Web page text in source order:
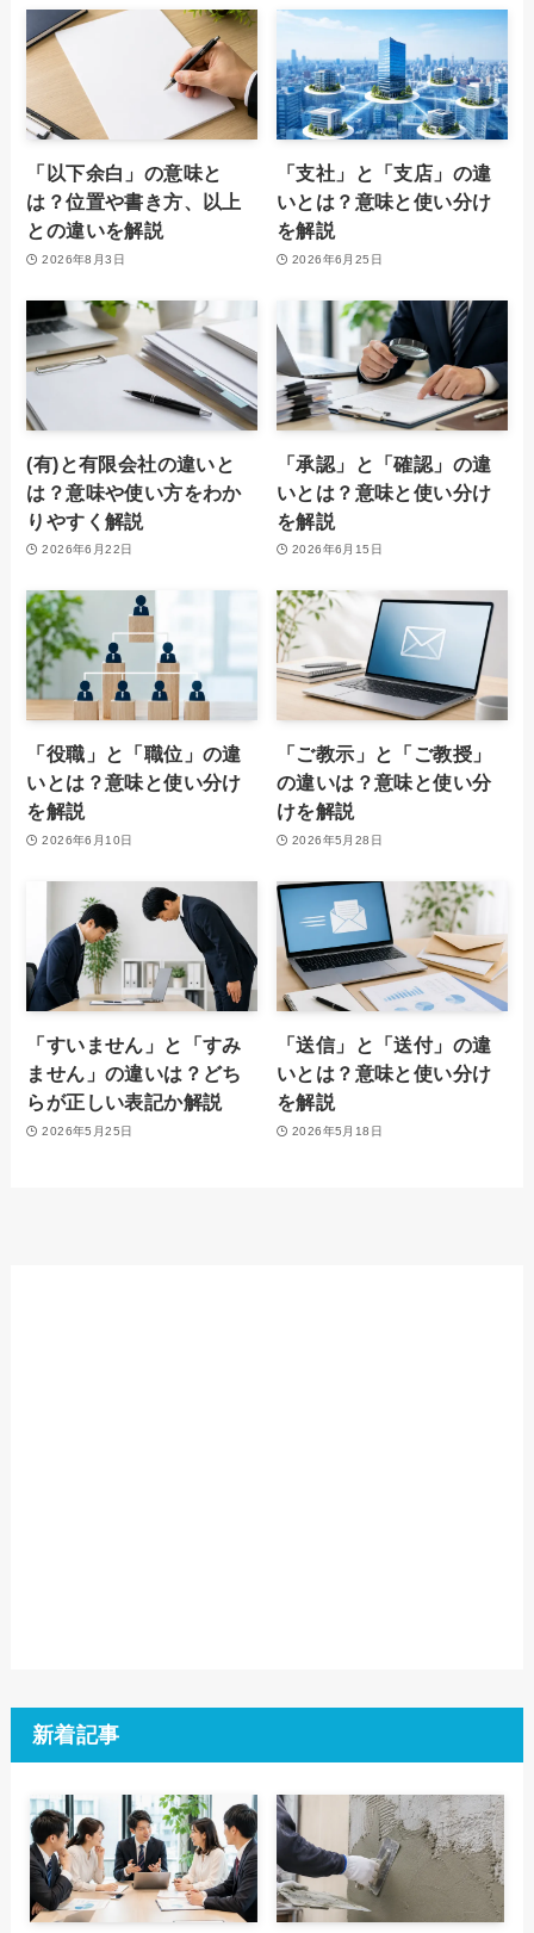
「以下余白」の意味と
は？位置や書き方、以上
との違いを解説
2026年8月3日
「支社」と「支店」の違
いとは？意味と使い分け
を解説
2026年6月25日
(有)と有限会社の違いと
は？意味や使い方をわか
りやすく解説
2026年6月22日
「承認」と「確認」の違
いとは？意味と使い分け
を解説
2026年6月15日
「役職」と「職位」の違
いとは？意味と使い分け
を解説
2026年6月10日
「ご教示」と「ご教授」
の違いは？意味と使い分
けを解説
2026年5月28日
「すいません」と「すみ
ません」の違いは？どち
らが正しい表記か解説
2026年5月25日
「送信」と「送付」の違
いとは？意味と使い分け
を解説
2026年5月18日
新着記事